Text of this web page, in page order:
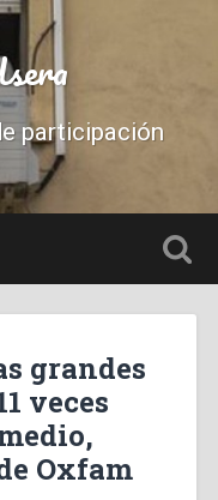
participación
grandes
veces
Oxfam